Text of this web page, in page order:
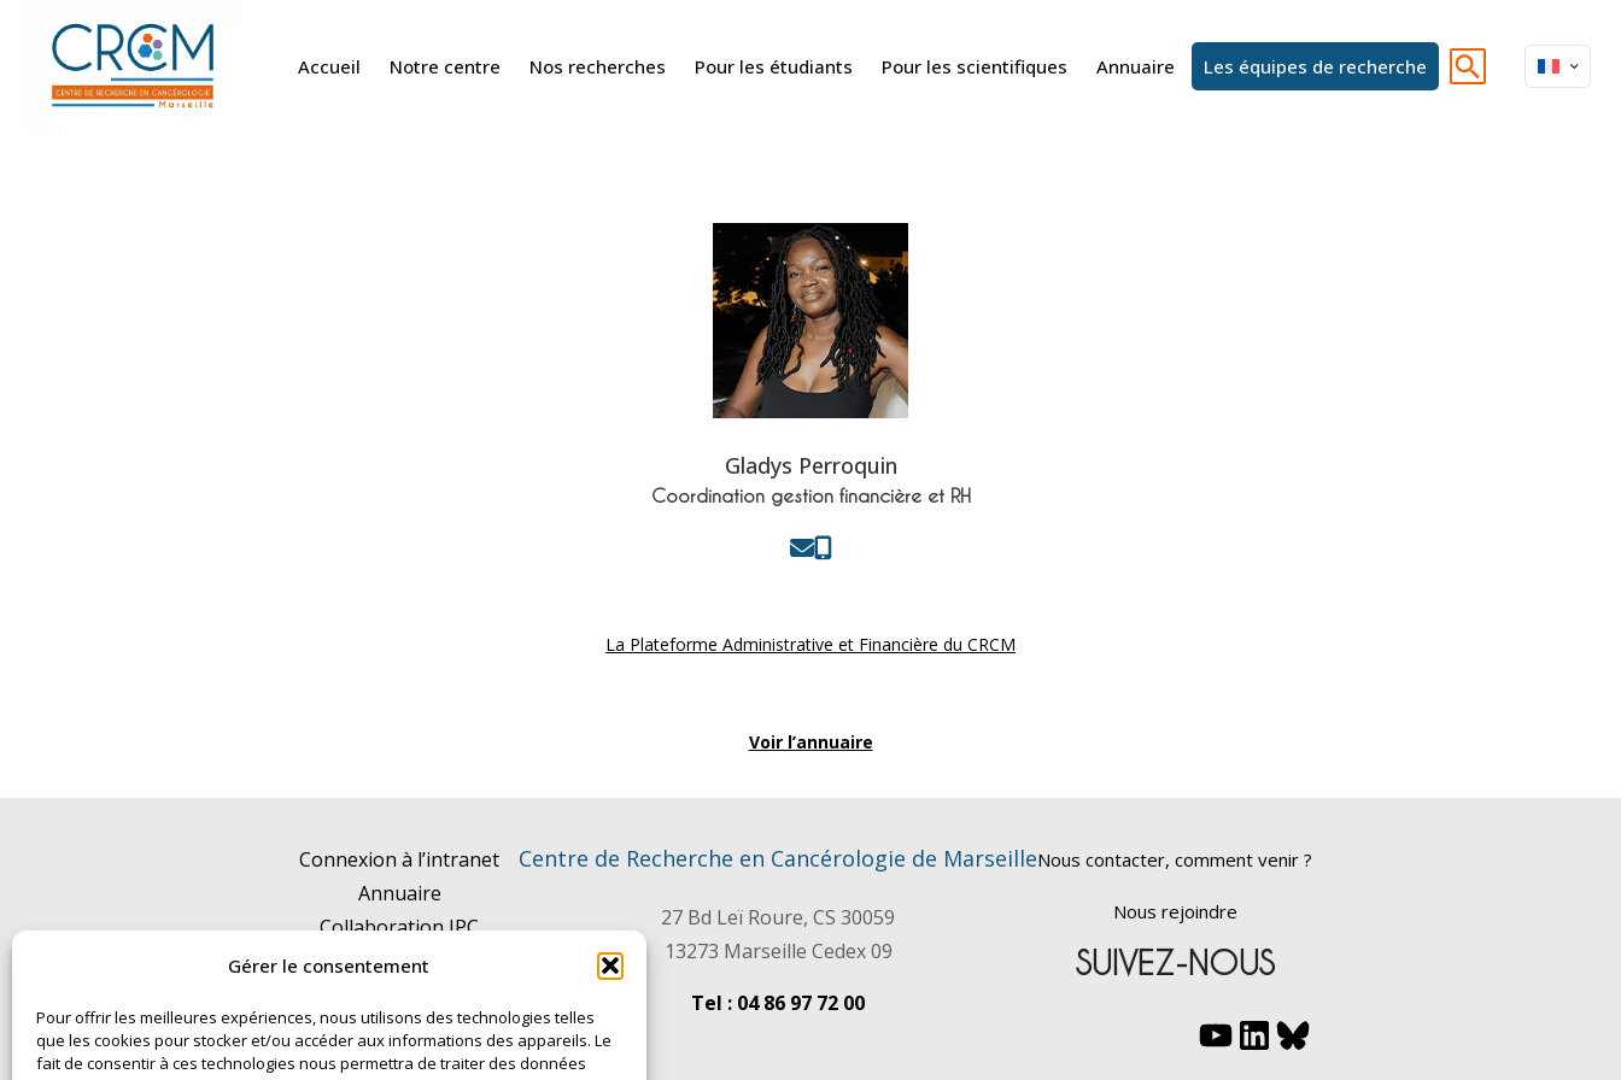
Gérer le consentement
Pour offrir les meilleures expériences, nous utilisons des technologies telles
que les cookies pour stocker et/ou accéder aux informations des appareils. Le
fait de consentir à ces technologies nous permettra de traiter des données
Accueil Notre centre Nos recherches Pour les étudiants Pour les scientifiques Annuaire Les équipes de recherche
Gladys Perroquin
Coordination gestion financière et RH
La Plateforme Administrative et Financière du CRCM
Voir l’annuaire
Connexion à l’intranet
Annuaire
Collaboration IPC
Actualités
Partenariats & Innovation
Mentions légales
Centre de Recherche en Cancérologie de Marseille
27 Bd Leï Roure, CS 30059
13273 Marseille Cedex 09
Tel : 04 86 97 72 00
Nous contacter, comment venir ?
Nous rejoindre
SUIVEZ-NOUS